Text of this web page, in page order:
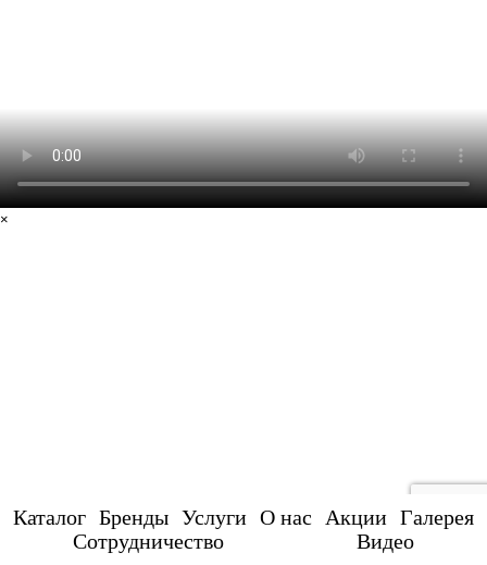
Каталог Бренды Услуги О нас Акции Галерея
Сотрудничество
Видео
×